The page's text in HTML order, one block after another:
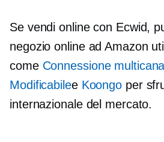
Se vendi online con Ecwid,
negozio online ad Amazon
come Connessione
Modificabilee Koongo per
internazionale del mercato.